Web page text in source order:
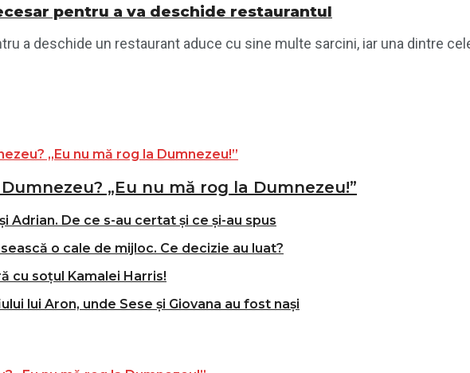
pentru a va deschide restaurantul
a deschide un restaurant aduce cu sine multe sarcini, iar una dintre
„Eu nu mă rog la Dumnezeu!”
Adrian. De ce s-au certat și ce și-au spus
o cale de mijloc. Ce decizie au luat?
cu soțul Kamalei Harris!
lui Aron, unde Sese și Giovana au fost nași